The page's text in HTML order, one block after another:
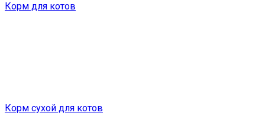
Корм для котов
Корм сухой для котов